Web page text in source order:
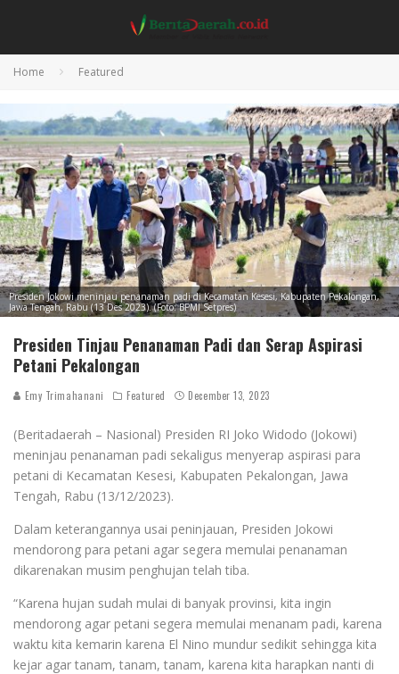
Home Featured
Presiden Jokowi meninjau penanaman padi di Kecamatan Kesesi, Kabupaten Pekalongan,
Jawa Tengah, Rabu (13 Des 2023). (Foto: BPMI Setpres)
Presiden Tinjau Penanaman Padi dan Serap Aspirasi
Petani Pekalongan
Emy Trimahanani Featured December 13, 2023
(Beritadaerah – Nasional) Presiden RI Joko Widodo (Jokowi)
meninjau penanaman padi sekaligus menyerap aspirasi para
petani di Kecamatan Kesesi, Kabupaten Pekalongan, Jawa
Tengah, Rabu (13/12/2023).
Dalam keterangannya usai peninjauan, Presiden Jokowi
mendorong para petani agar segera memulai penanaman
dikarenakan musim penghujan telah tiba.
“Karena hujan sudah mulai di banyak provinsi, kita ingin
mendorong agar petani segera memulai menanam padi, karena
waktu kita kemarin karena El Nino mundur sedikit sehingga kita
kejar agar tanam, tanam, tanam, karena kita harapkan nanti di